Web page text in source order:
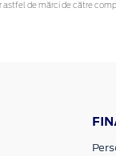
astfel de mărci de către